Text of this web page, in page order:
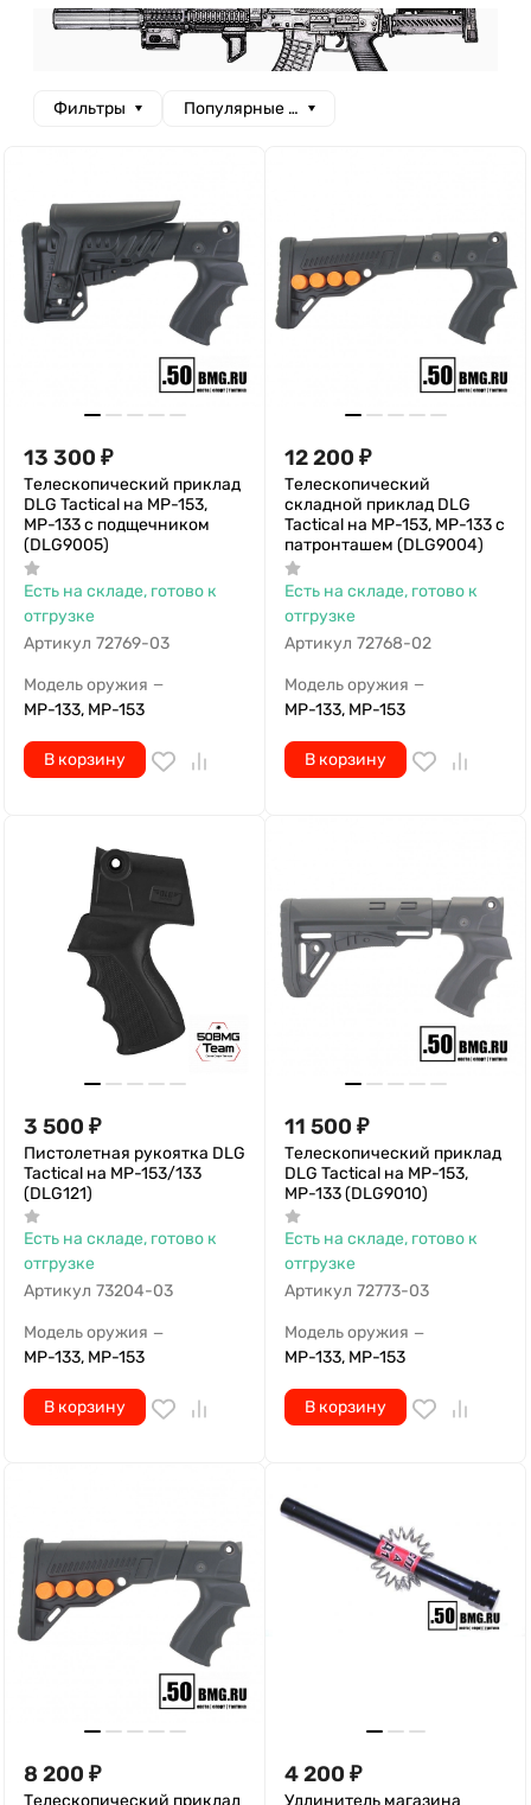
Фильтры Популярные сначала
13 300 ₽
Телескопический приклад
DLG Tactical на МР-153,
МР-133 с подщечником
(DLG9005)
Есть на складе, готово к
отгрузке
Артикул 72769-03
Модель оружия —
МР-133, МР-153
В корзину
12 200 ₽
Телескопический
складной приклад DLG
Tactical на МР-153, МР-133 с
патронташем (DLG9004)
Есть на складе, готово к
отгрузке
Артикул 72768-02
Модель оружия —
МР-133, МР-153
В корзину
3 500 ₽
Пистолетная рукоятка DLG
Tactical на МР-153/133
(DLG121)
Есть на складе, готово к
отгрузке
Артикул 73204-03
Модель оружия —
МР-133, МР-153
В корзину
11 500 ₽
Телескопический приклад
DLG Tactical на МР-153,
МР-133 (DLG9010)
Есть на складе, готово к
отгрузке
Артикул 72773-03
Модель оружия —
МР-133, МР-153
В корзину
8 200 ₽
Телескопический приклад
4 200 ₽
Удлинитель магазина